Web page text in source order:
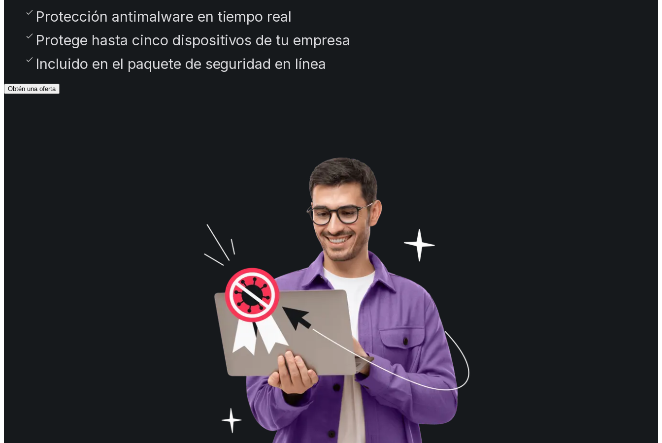
Protección antimalware en tiempo real
Protege hasta cinco dispositivos de tu empresa
Incluido en el paquete de seguridad en línea
Obtén una oferta